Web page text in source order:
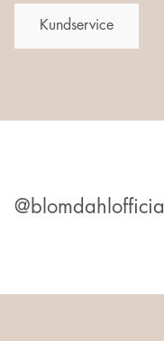
Kundservice
@blomdahlofficial